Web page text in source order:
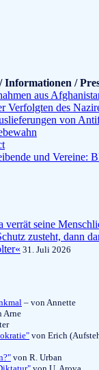
/
aus
des
von
und Vereine:
verrät seine
zusteht, dann
31. Juli 2026
– von Annette
Arne
von Erich
von R. Urban